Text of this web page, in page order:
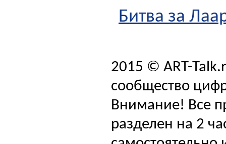
Битва за
2015 © ART-
сообщество
Внимание! Все
разделен на 2